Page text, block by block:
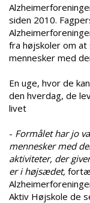
siden 2010.
fra højskoler om
mennesker med
En uge, hvor de
den hverdag, de
livet
- Formålet har jo
mennesker med
aktiviteter, der
er i højsædet,
Aktiv Højskole de